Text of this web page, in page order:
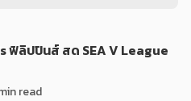
ฟิลิปปินส์ สด SEA V League
read